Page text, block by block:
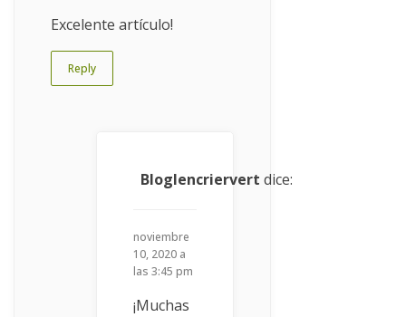
Excelente artículo!
Reply
Bloglencriervert dice:
noviembre
10, 2020 a
las 3:45 pm
¡Muchas